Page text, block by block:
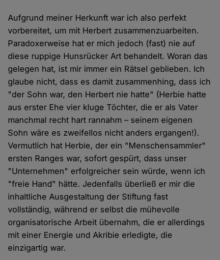
Aufgrund meiner Herkunft war ich also perfekt
vorbereitet, um mit Herbert zusammenzuarbeiten.
Paradoxerweise hat er mich jedoch (fast) nie auf
diese ruppige Hunsrücker Art behandelt. Woran das
gelegen hat, ist mir immer ein Rätsel geblieben. Ich
glaube nicht, dass es damit zusammenhing, dass ich
"der Sohn war, den Herbert nie hatte" (Herbie hatte
aus erster Ehe vier kluge Töchter, die er als Vater
manchmal recht hart rannahm – seinem eigenen
Sohn wäre es zweifellos nicht anders ergangen!).
Vermutlich hat Herbie, der ein "Menschensammler"
ersten Ranges war, sofort gespürt, dass unser
"Unternehmen" erfolgreicher sein würde, wenn ich
"freie Hand" hätte. Jedenfalls überließ er mir die
inhaltliche Ausgestaltung der Stiftung fast
vollständig, während er selbst die mühevolle
organisatorische Arbeit übernahm, die er allerdings
mit einer Energie und Akribie erledigte, die
einzigartig war.